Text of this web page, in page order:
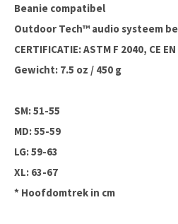
Beanie compatibel
Outdoor Tech™ audio systeem
CERTIFICATIE: ASTM F 2040, CE
Gewicht: 7.5 oz / 450 g
SM: 51-55
MD: 55-59
LG: 59-63
XL: 63-67
* Hoofdomtrek in cm